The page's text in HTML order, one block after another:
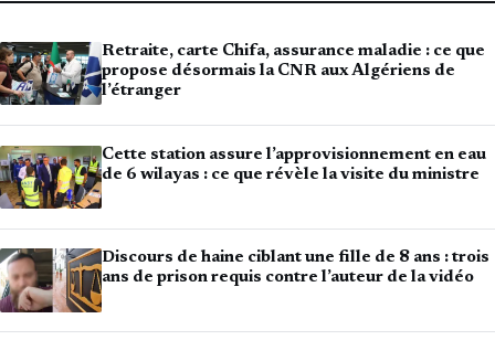
Retraite, carte Chifa, assurance maladie : ce que
propose désormais la CNR aux Algériens de
l’étranger
Cette station assure l’approvisionnement en eau
de 6 wilayas : ce que révèle la visite du ministre
Discours de haine ciblant une fille de 8 ans : trois
ans de prison requis contre l’auteur de la vidéo